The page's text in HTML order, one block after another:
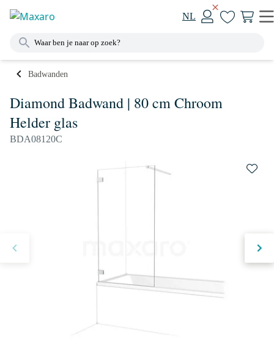
NL
Badwanden
Diamond Badwand | 80 cm Chroom
Helder glas
BDA08120C